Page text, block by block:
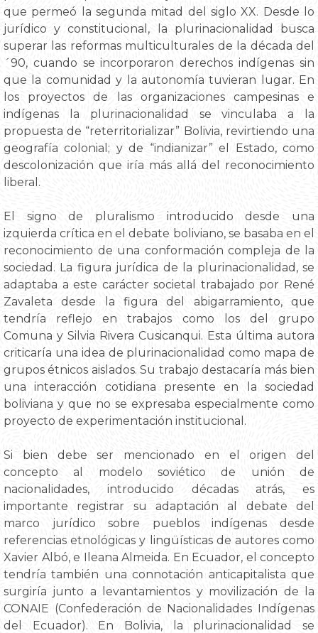
que permeó la segunda mitad del siglo XX. Desde lo
jurídico y constitucional, la plurinacionalidad busca
superar las reformas multiculturales de la década del
´90, cuando se incorporaron derechos indígenas sin
que la comunidad y la autonomía tuvieran lugar. En
los proyectos de las organizaciones campesinas e
indígenas la plurinacionalidad se vinculaba a la
propuesta de “reterritorializar” Bolivia, revirtiendo una
geografía colonial; y de “indianizar” el Estado, como
descolonización que iría más allá del reconocimiento
liberal.
El signo de pluralismo introducido desde una
izquierda crítica en el debate boliviano, se basaba en el
reconocimiento de una conformación compleja de la
sociedad. La figura jurídica de la plurinacionalidad, se
adaptaba a este carácter societal trabajado por René
Zavaleta desde la figura del abigarramiento, que
tendría reflejo en trabajos como los del grupo
Comuna y Silvia Rivera Cusicanqui. Esta última autora
criticaría una idea de plurinacionalidad como mapa de
grupos étnicos aislados. Su trabajo destacaría más bien
una interacción cotidiana presente en la sociedad
boliviana y que no se expresaba especialmente como
proyecto de experimentación institucional.
Si bien debe ser mencionado en el origen del
concepto al modelo soviético de unión de
nacionalidades, introducido décadas atrás, es
importante registrar su adaptación al debate del
marco jurídico sobre pueblos indígenas desde
referencias etnológicas y lingüísticas de autores como
Xavier Albó, e Ileana Almeida. En Ecuador, el concepto
tendría también una connotación anticapitalista que
surgiría junto a levantamientos y movilización de la
CONAIE (Confederación de Nacionalidades Indígenas
del Ecuador). En Bolivia, la plurinacionalidad se